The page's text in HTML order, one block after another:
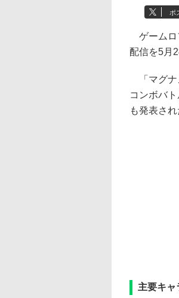
ポ
ゲームロ
配信を5月
「マグナ
コンボバ
も発表さ
主要キャ